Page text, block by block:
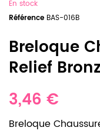
En stock
Référence BAS-016B
Breloque
Relief
3,46 €
Breloque